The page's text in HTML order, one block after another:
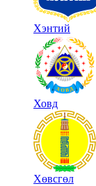
Хэнтий
Ховд
Хөвсгөл